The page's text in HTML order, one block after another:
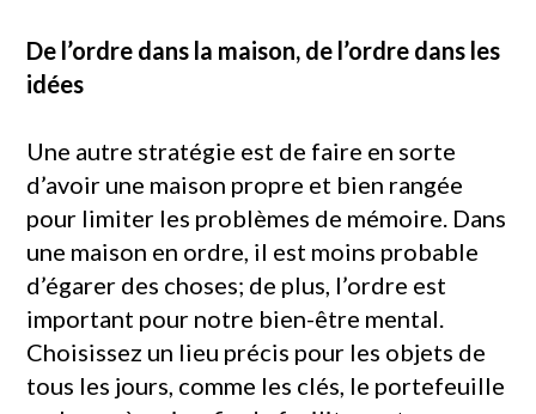
De l’ordre dans la maison, de l’ordre dans les
idées
Une autre stratégie est de faire en sorte
d’avoir une maison propre et bien rangée
pour limiter les problèmes de mémoire. Dans
une maison en ordre, il est moins probable
d’égarer des choses; de plus, l’ordre est
important pour notre bien-être mental.
Choisissez un lieu précis pour les objets de
tous les jours, comme les clés, le portefeuille